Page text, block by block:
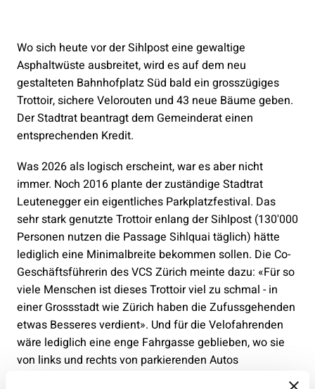
Wo sich heute vor der Sihlpost eine gewaltige
Asphaltwüste ausbreitet, wird es auf dem neu
gestalteten Bahnhofplatz Süd bald ein grosszügiges
Trottoir, sichere Velorouten und 43 neue Bäume geben.
Der Stadtrat beantragt dem Gemeinderat einen
entsprechenden Kredit.
Was 2026 als logisch erscheint, war es aber nicht
immer. Noch 2016 plante der zuständige Stadtrat
Leutenegger ein eigentliches Parkplatzfestival. Das
sehr stark genutzte Trottoir enlang der Sihlpost (130'000
Personen nutzen die Passage Sihlquai täglich) hätte
lediglich eine Minimalbreite bekommen sollen. Die Co-
Geschäftsführerin des VCS Zürich meinte dazu: «Für so
viele Menschen ist dieses Trottoir viel zu schmal - in
einer Grossstadt wie Zürich haben die Zufussgehenden
etwas Besseres verdient». Und für die Velofahrenden
wäre lediglich eine enge Fahrgasse geblieben, wo sie
von links und rechts von parkierenden Autos